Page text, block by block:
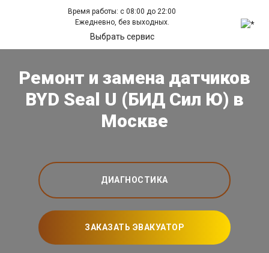
Время работы: с 08:00 до 22:00
Ежедневно, без выходных.
Выбрать сервис
Ремонт и замена датчиков
BYD Seal U (БИД Сил Ю) в
Москве
ДИАГНОСТИКА
ЗАКАЗАТЬ ЭВАКУАТОР